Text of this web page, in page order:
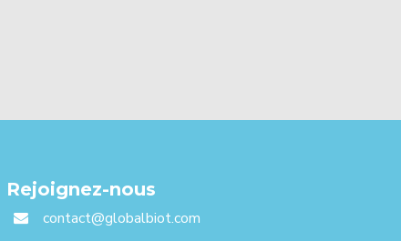
Rejoignez-nous
contact@globalbiot.com